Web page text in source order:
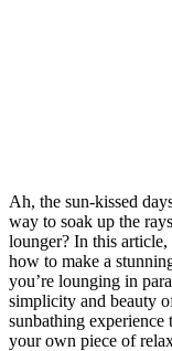
Ah, the sun-kissed
way to soak up the
lounger? In this
how to make a
you’re lounging in
simplicity and beauty
sunbathing experience
your own piece of